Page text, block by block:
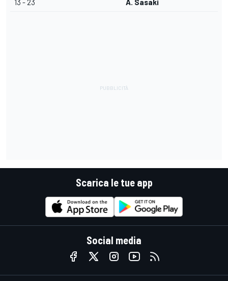
13 - 23 A. Sasaki
Scarica le tue app
Social media